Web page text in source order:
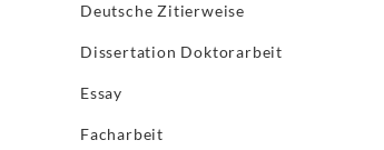
Deutsche Zitierweise
Dissertation Doktorarbeit
Essay
Facharbeit